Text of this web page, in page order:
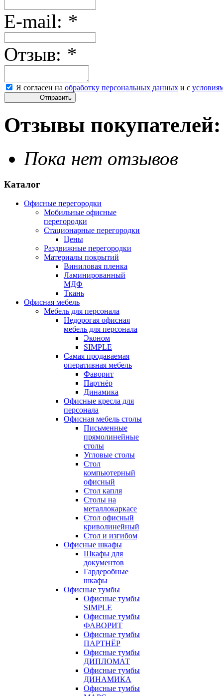
E-mail: *
Отзыв: *
Я согласен на обработку персональных данных и с
Отправить
Отзывы покупателей:
Пока нет отзывов
Каталог
Офисные перегородки
Мобильные офисные
перегородки
Стационарные перегородки
Цены
Раздвижные перегородки
Материалы покрытий
Виниловая пленка
Ламинированный
МДФ
Ткань
Офисная мебель
Мебель для персонала
Недорогая офисная
мебель для персонала
Эконом
SIMPLE
Самая продаваемая
оперативная мебель
Фаворит
Партнёр
Динамика
Офисные кресла для
персонала
Офисная мебель столы
Письменные
прямолинейные
столы
Угловые столы
Стол
компьютерный
офисный
Стол капля
Столы на
металлокаркасе
Стол офисный
криволинейный
Стол и изгибом
Офисные шкафы
Шкафы для
документов
Гардеробные
шкафы
Офисные тумбы
Офисные тумбы
SIMPLE
Офисные тумбы
ФАВОРИТ
Офисные тумбы
ПАРТНЁР
Офисные тумбы
ДИПЛОМАТ
Офисные тумбы
ДИНАМИКА
Офисные тумбы